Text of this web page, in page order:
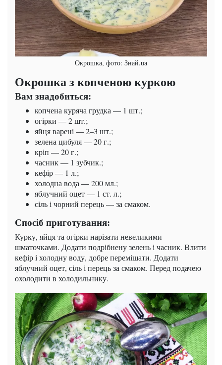
Окрошка, фото: Знай.ua
Окрошка з копченою куркою
Вам знадобиться:
копчена куряча грудка — 1 шт.;
огірки — 2 шт.;
яйця варені — 2–3 шт.;
зелена цибуля — 20 г.;
кріп — 20 г.;
часник — 1 зубчик.;
кефір — 1 л.;
холодна вода — 200 мл.;
яблучний оцет — 1 ст. л.;
сіль і чорний перець — за смаком.
Спосіб приготування:
Курку, яйця та огірки нарізати невеликими
шматочками. Додати подрібнену зелень і часник. Влити
кефір і холодну воду, добре перемішати. Додати
яблучний оцет, сіль і перець за смаком. Перед подачею
охолодити в холодильнику.